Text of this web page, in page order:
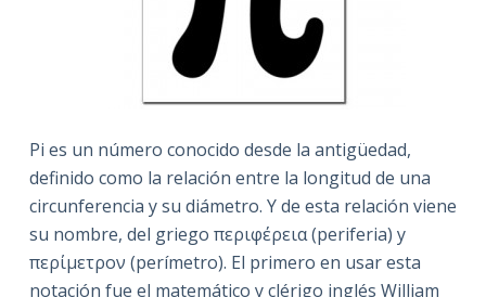
Pi es un número conocido desde la antigüedad,
definido como la relación entre la longitud de una
circunferencia y su diámetro. Y de esta relación viene
su nombre, del griego περιφέρεια (periferia) y
περίμετρον (perímetro). El primero en usar esta
notación fue el matemático y clérigo inglés William